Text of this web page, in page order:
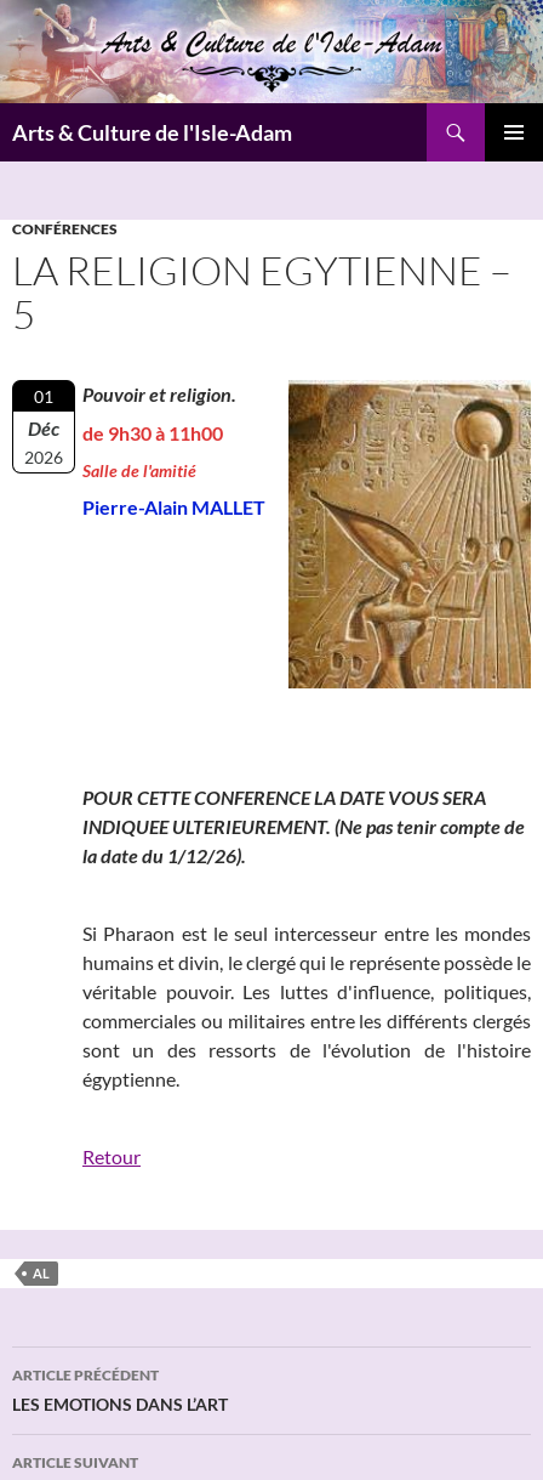
Aller
au
contenu
Arts & Culture de l'Isle-Adam
CONFÉRENCES
LA RELIGION EGYTIENNE –
5
01
Déc
2026
Pouvoir et religion.
de 9h30 à 11h00
Salle de l'amitié
Pierre-Alain MALLET
POUR CETTE CONFERENCE LA DATE VOUS SERA
INDIQUEE ULTERIEUREMENT. (Ne pas tenir compte de
la date du 1/12/26).
Si Pharaon est le seul intercesseur entre les mondes
humains et divin, le clergé qui le représente possède le
véritable pouvoir. Les luttes d'influence, politiques,
commerciales ou militaires entre les différents clergés
sont un des ressorts de l'évolution de l'histoire
égyptienne.
Retour
AL
Navigation
des
articles
ARTICLE PRÉCÉDENT
LES EMOTIONS DANS L’ART
ARTICLE SUIVANT